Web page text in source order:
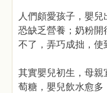
人們頗愛孩子，嬰
恐缺乏營養；奶粉開
不了，弄巧成拙，使
其實嬰兒初生，母
萄糖，嬰兒飲水愈多